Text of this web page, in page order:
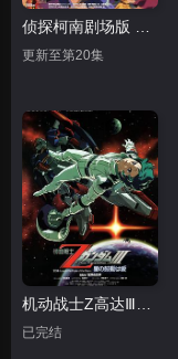
更新至第20集
机动战士Z高达Ⅲ：星辰的鼓动是爱
已完结